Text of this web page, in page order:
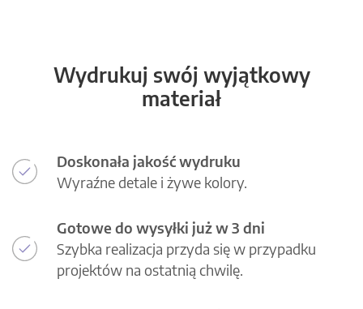
Wydrukuj swój wyjątkowy
materiał
Doskonała jakość wydruku
Wyraźne detale i żywe kolory.
Gotowe do wysyłki już w 3 dni
Szybka realizacja przyda się w przypadku
projektów na ostatnią chwilę.